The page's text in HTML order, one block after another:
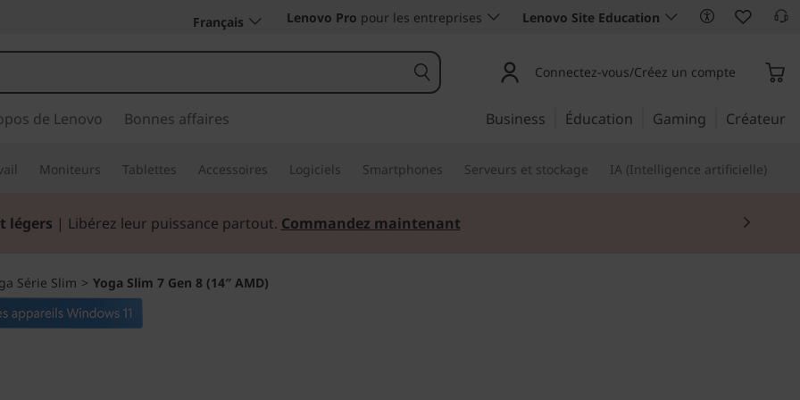
Français Lenovo Pro pour les entreprises Lenovo Site Education
Connectez-vous/Créez un compte
de Lenovo Bonnes affaires Business Éducation Gaming Créateur
Moniteurs Tablettes Accessoires Logiciels Smartphones Serveurs et stockage IA (Intelligence artificielle)
légers | Libérez leur puissance partout. Commandez maintenant
Série Slim > Yoga Slim 7 Gen 8 (14″ AMD)